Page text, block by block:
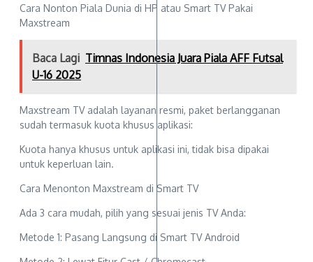
Cara Nonton Piala Dunia di HP atau Smart TV Pakai
Maxstream
Baca Lagi Timnas Indonesia Juara Piala AFF Futsal
U-16 2025
Maxstream TV adalah layanan resmi, paket berlangganan
sudah termasuk kuota khusus aplikasi:
Kuota hanya khusus untuk aplikasi ini, tidak bisa dipakai
untuk keperluan lain.
Cara Menonton Maxstream di Smart TV
Ada 3 cara mudah, pilih yang sesuai jenis TV Anda:
Metode 1: Pasang Langsung di Smart TV Android